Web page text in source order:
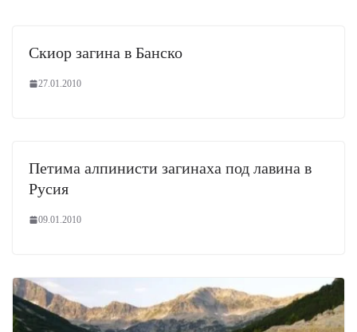
Скиор загина в Банско
27.01.2010
Петима алпинисти загинаха под лавина в
Русия
09.01.2010